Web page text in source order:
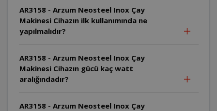
AR3158 - Arzum Neosteel Inox Çay
Makinesi Cihazın ilk kullanımında ne
yapılmalıdır?
AR3158 - Arzum Neosteel Inox Çay
Makinesi Cihazın gücü kaç watt
aralığındadır?
AR3158 - Arzum Neosteel Inox Çay